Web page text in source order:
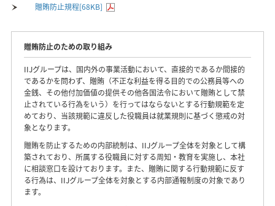
贈賄防止規程[68KB]
贈賄防止のための取り組み
IIJグループは、国内外の事業活動において、直接的であるか間接的
であるかを問わず、贈賄（不正な利益を得る目的での公務員等への
金銭、その他付加価値の提供その他各国法令において贈賄として禁
止されている行為をいう）を行ってはならないとする行動規範を定
めており、当該規範に違反した役職員は就業規則に基づく懲戒の対
象となります。
贈賄を防止するための内部統制は、IIJグループ全体を対象として構
築されており、所属する役職員に対する周知・教育を実施し、本社
に相談窓口を設けております。また、贈賄に関する行動規範に反す
る行為は、IIJグループ全体を対象とする内部通報制度の対象であり
ます。